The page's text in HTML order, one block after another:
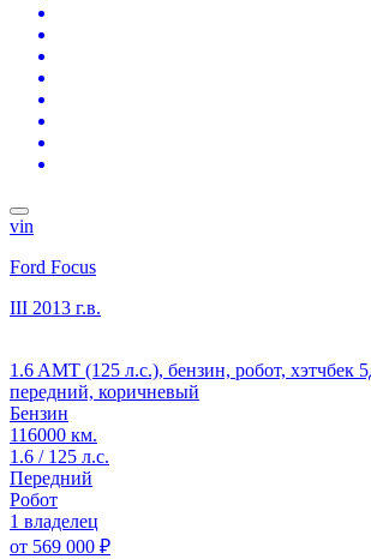
vin
Ford Focus
III 2013 г.в.
1.6 AMT (125 л.с.), бензин, робот, хэтчбек
передний, коричневый
Бензин
116000 км.
1.6 / 125 л.с.
Передний
Робот
1 владелец
от 569 000 ₽